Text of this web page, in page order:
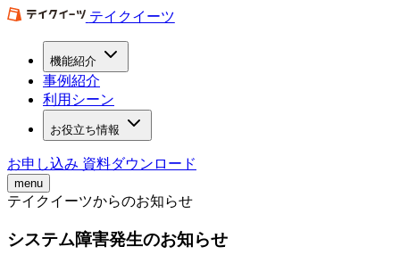
テイクイーツ
機能紹介
事例紹介
利用シーン
お役立ち情報
お申し込み 資料ダウンロード
menu
テイクイーツからのお知らせ
システム障害発生のお知らせ